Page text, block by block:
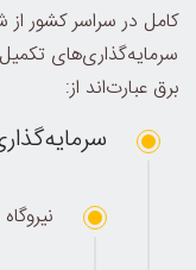
کامل در سراسر کشور
برق عبارت‌اند از:
نیروگاه